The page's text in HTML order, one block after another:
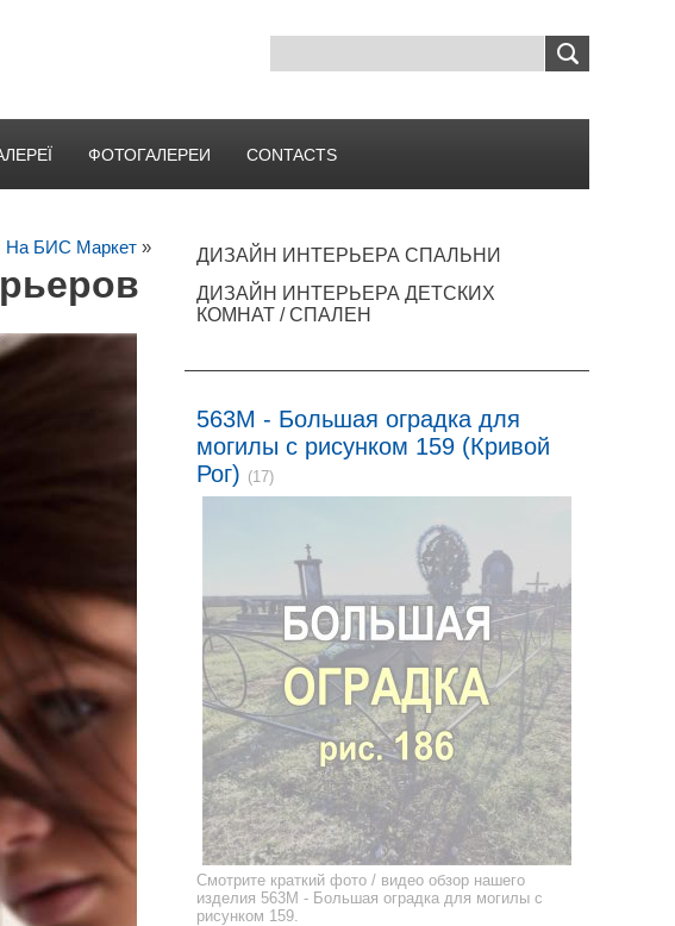
ФОТОГАЛЕРЕИ CONTACTS
На БИС Маркет »
ДИЗАЙН ИНТЕРЬЕРА СПАЛЬНИ
ДИЗАЙН ИНТЕРЬЕРА ДЕТСКИХ
КОМНАТ / СПАЛЕН
563M - Большая оградка для
могилы с рисунком 159 (Кривой
Рог) (17)
Смотрите краткий фото / видео обзор нашего
изделия 563M - Большая оградка для могилы с
рисунком 159.